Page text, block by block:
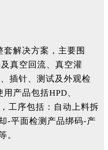
解决方案，主要围
真空回流、真空灌
插针、测试及外观检
产品包括HPD、
工序包括：自动上料拆
-平面检测产品绑码-产
。